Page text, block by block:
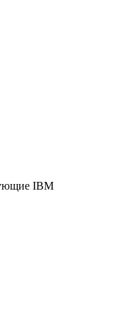
IBM